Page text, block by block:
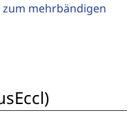
mehrbändigen